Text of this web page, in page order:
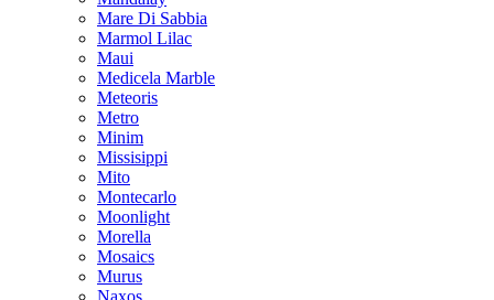
Mare Di Sabbia
Marmol Lilac
Maui
Medicela Marble
Meteoris
Metro
Minim
Missisippi
Mito
Montecarlo
Moonlight
Morella
Mosaics
Murus